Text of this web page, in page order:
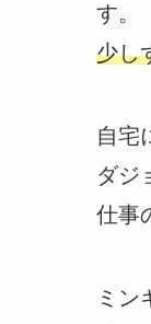
す。
少し
自宅
ダジ
仕事
ミン